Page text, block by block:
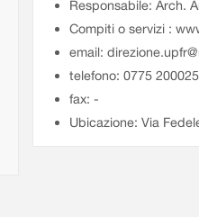
Responsabile: Arch.
Compiti o servizi :
email:
telefono: 0775
fax: -
Ubicazione: Via